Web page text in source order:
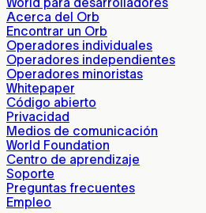
Acerca del Orb
Encontrar un Orb
Operadores individuales
Operadores independientes
Operadores minoristas
Whitepaper
Código abierto
Privacidad
Medios de comunicación
World Foundation
Centro de aprendizaje
Soporte
Preguntas frecuentes
Empleo